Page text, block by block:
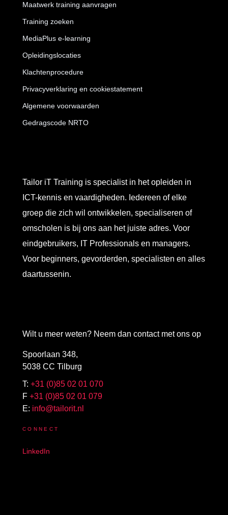
Wilt u meer weten? Neem dan contact met ons op
Spoorlaan 348,
5038 CC Tilburg
T: +31 (0)85 02 01 070
F +31 (0)85 02 01 079
E: info@tailorit.nl
CONNECT
LinkedIn
Tailor iT Training is specialist in het opleiden in
ICT-kennis en vaardigheden. Iedereen of elke
groep die zich wil ontwikkelen, specialiseren of
omscholen is bij ons aan het juiste adres. Voor
eindgebruikers, IT Professionals en managers.
Voor beginners, gevorderden, specialisten en alles
daartussenin.
Maatwerk training aanvragen
Training zoeken
MediaPlus e-learning
Opleidingslocaties
Klachtenprocedure
Privacyverklaring en cookiestatement
Algemene voorwaarden
Gedragscode NRTO